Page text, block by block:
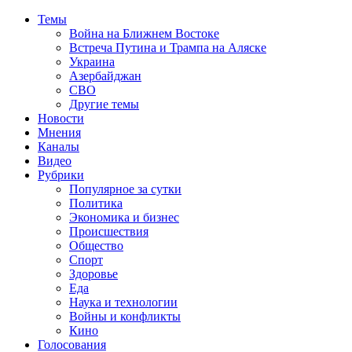
Темы
Война на Ближнем Востоке
Встреча Путина и Трампа на Аляске
Украина
Азербайджан
СВО
Другие темы
Новости
Мнения
Каналы
Видео
Рубрики
Популярное за сутки
Политика
Экономика и бизнес
Происшествия
Общество
Спорт
Здоровье
Еда
Наука и технологии
Войны и конфликты
Кино
Голосования